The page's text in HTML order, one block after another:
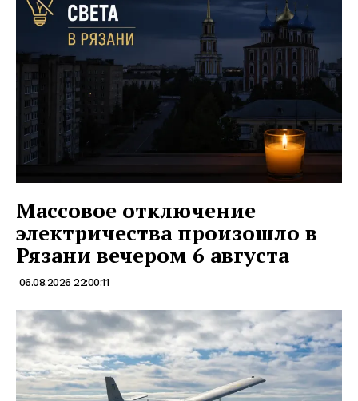
Массовое отключение
электричества произошло в
Рязани вечером 6 августа
06.08.2026 22:00:11